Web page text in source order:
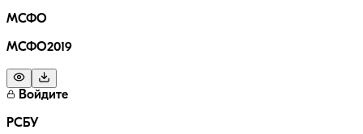
МСФО
МСФО2019
Войдите
РСБУ